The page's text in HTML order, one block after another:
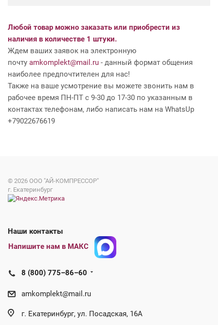
Любой товар можно заказать или приобрести из
наличия в количестве 1 штуки.
Ждем ваших заявок на электронную
почту amkomplekt@mail.ru - данный формат общения
наиболее предпочтителен для нас!
Также на ваше усмотрение вы можете звонить нам в
рабочее время ПН-ПТ с 9-30 до 17-30 по указанным в
контактах телефонам, либо написать нам на WhatsUp
+79022676619
© 2026 ООО "АЙ-КОМПРЕССОР"
г. Екатеринбург
Наши контакты
Напишите нам в МАКС
8 (800) 775–86–60
amkomplekt@mail.ru
г. Екатеринбург, ул. Посадская, 16А